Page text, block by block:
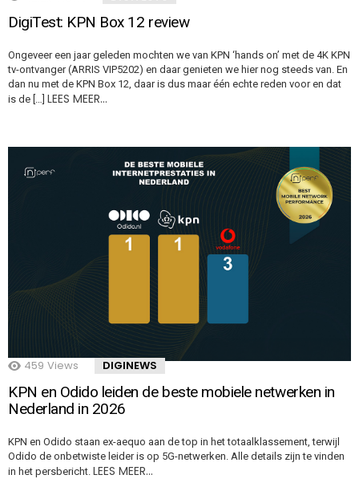
DigiTest: KPN Box 12 review
Ongeveer een jaar geleden mochten we van KPN ‘hands on’ met de 4K KPN
tv-ontvanger (ARRIS VIP5202) en daar genieten we hier nog steeds van. En
dan nu met de KPN Box 12, daar is dus maar één echte reden voor en dat
is de […] LEES MEER…
459 Views DIGINEWS
KPN en Odido leiden de beste mobiele netwerken in
Nederland in 2026
KPN en Odido staan ex-aequo aan de top in het totaalklassement, terwijl
Odido de onbetwiste leider is op 5G-netwerken. Alle details zijn te vinden
in het persbericht. LEES MEER…